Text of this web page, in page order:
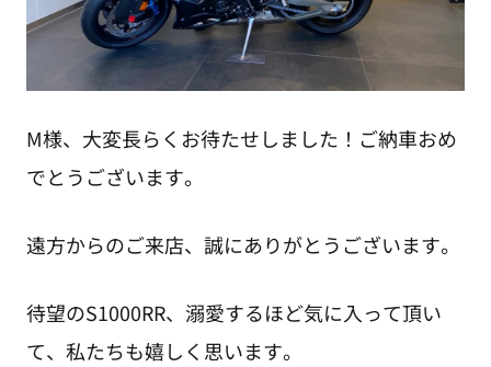
M様、大変長らくお待たせしました！ご納車おめ
でとうございます。
遠方からのご来店、誠にありがとうございます。
待望のS1000RR、溺愛するほど気に入って頂い
て、私たちも嬉しく思います。